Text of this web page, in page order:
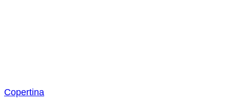
Copertina